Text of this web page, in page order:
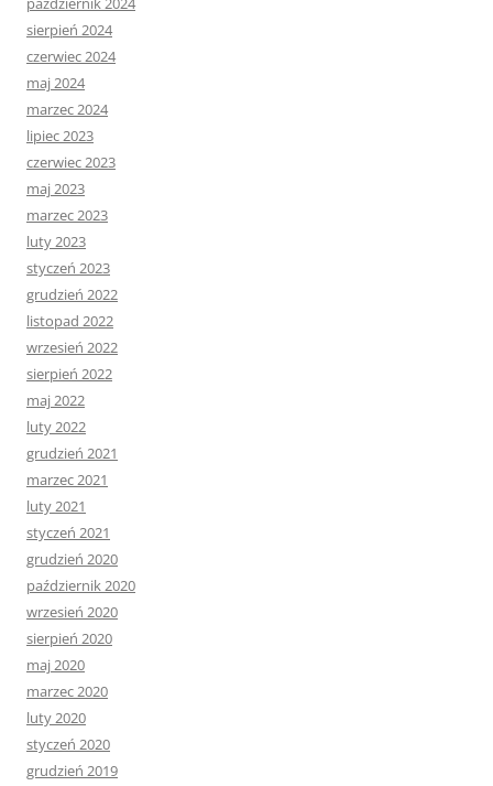
sierpień 2024
czerwiec 2024
maj 2024
marzec 2024
lipiec 2023
czerwiec 2023
maj 2023
marzec 2023
luty 2023
styczeń 2023
grudzień 2022
listopad 2022
wrzesień 2022
sierpień 2022
maj 2022
luty 2022
grudzień 2021
marzec 2021
luty 2021
styczeń 2021
grudzień 2020
październik 2020
wrzesień 2020
sierpień 2020
maj 2020
marzec 2020
luty 2020
styczeń 2020
grudzień 2019